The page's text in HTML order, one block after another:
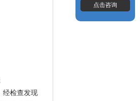
经检查发现
点击咨询